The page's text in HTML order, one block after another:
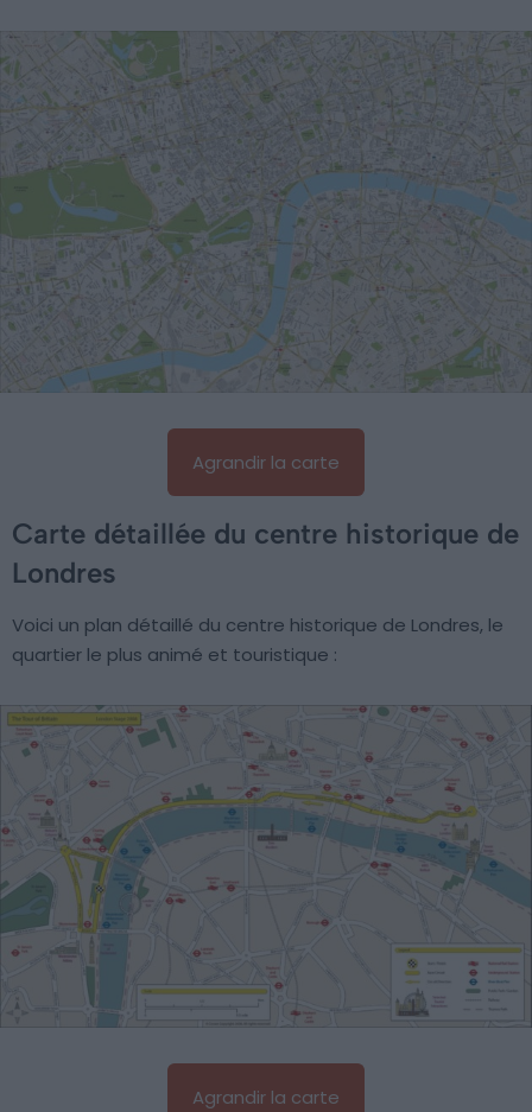
Agrandir la carte
Carte détaillée du centre historique de
Londres
Voici un plan détaillé du centre historique de Londres, le
quartier le plus animé et touristique :
Agrandir la carte